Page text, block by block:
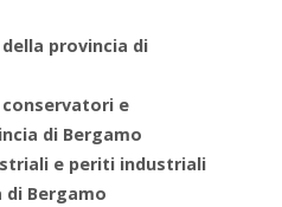
provincia di
e
di Bergamo
e periti industriali
Bergamo